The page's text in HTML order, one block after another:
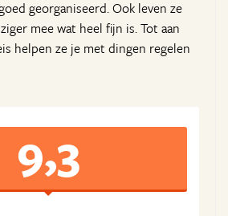
georganiseerd. Ook leven ze
mee wat heel fijn is. Tot aan
helpen ze je met dingen regelen
9,3